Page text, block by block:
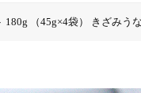
180g （45g×4袋） きざみ